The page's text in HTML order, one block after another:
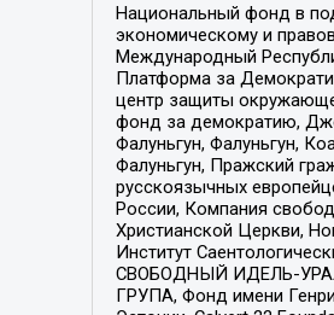
Национальный фонд в
экономическому и
Международный
Платформа за
центр защиты
фонд за демократию,
Фалуньгун, Фалуньгун,
Фалуньгун, Пражский
русскоязычных
России, Компания
Христианской Церкви,
Институт
СВОБОДНЫЙ ИДЕЛЬ-УРАЛ,
ГРУПА, Фонд имени